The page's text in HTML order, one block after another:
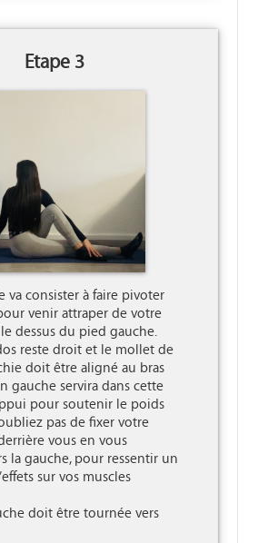
Etape 3
va consister à faire pivoter
venir attraper de votre
dessus du pied gauche.
reste droit et le mollet de
doit être aligné au bras
gauche servira dans cette
pour soutenir le poids
pas de fixer votre
vous en vous
la gauche, pour ressentir un
sur vos muscles
doit être tournée vers